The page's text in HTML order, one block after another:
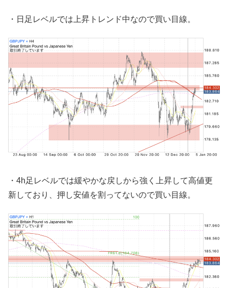
・日足レベルでは上昇トレンド中なので買い目線。
・4h足レベルでは緩やかな戻しから強く上昇して高値更
新しており、押し安値を割ってないので買い目線。